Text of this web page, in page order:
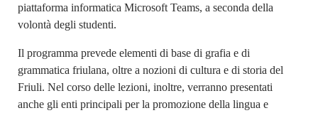
piattaforma informatica Microsoft Teams, a seconda della
volontà degli studenti.
Il programma prevede elementi di base di grafia e di
grammatica friulana, oltre a nozioni di cultura e di storia del
Friuli. Nel corso delle lezioni, inoltre, verranno presentati
anche gli enti principali per la promozione della lingua e